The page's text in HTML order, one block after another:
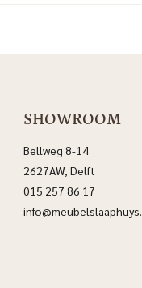
SHOWROOM
Bellweg 8-14
2627AW, Delft
015 257 86 17